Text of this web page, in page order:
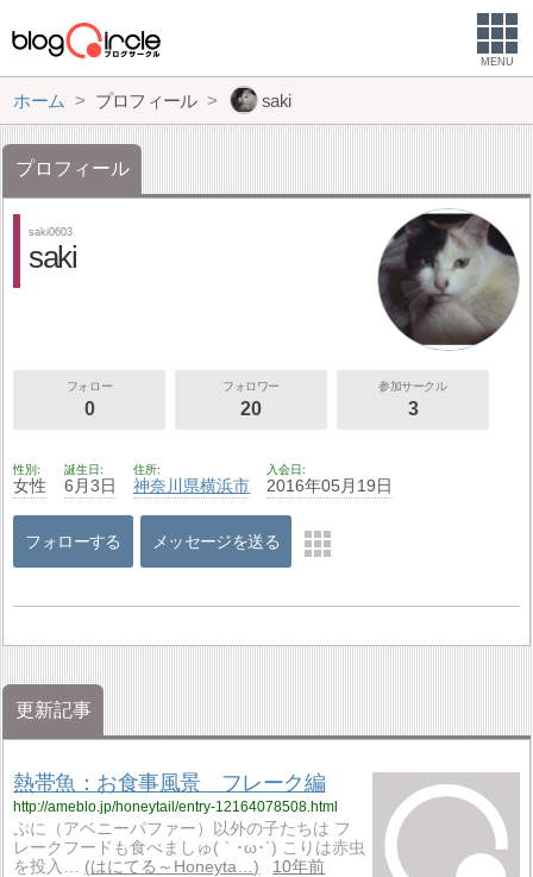
MENU
ホーム プロフィール saki
プロフィール
saki0603
saki
フォロー
0
フォロワー
20
参加サークル
3
性別
女性
誕生日
6月3日
住所
神奈川県横浜市
入会日
2016年05月19日
フォローする メッセージを送る
更新記事
熱帯魚：お食事風景 フレーク編
http://ameblo.jp/honeytail/entry-12164078508.html
ぷに（アベニーパファー）以外の子たちは フ
レークフードも食べましゅ(｀･ω･´) こりは赤虫
を投入…
はにてる～Honeyta…
10年前